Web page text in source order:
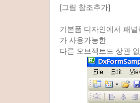
[그림 참조추가]
기본폼 디자인에서 패
가 사용가능한
다른 오브젝트도 상관